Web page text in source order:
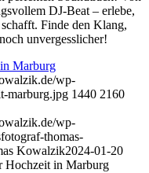
DJ-Beat – erlebe,
Finde den Klang,
unvergesslicher!
Marburg
wp-
marburg.jpg 1440 2160
wp-
thomas-
Kowalzik2024-01-20
Hochzeit in Marburg